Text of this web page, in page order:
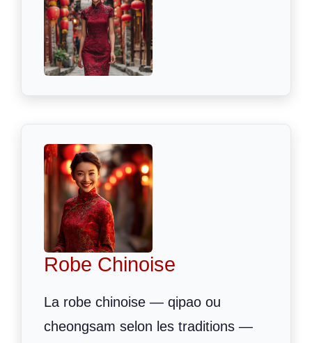
Robe Chinoise
La robe chinoise — qipao ou
cheongsam selon les traditions —